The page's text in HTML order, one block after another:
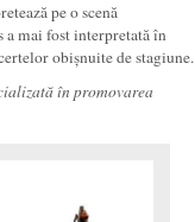
pe o scenă
mai fost interpretată în
obișnuite de stagiune.
în promovarea